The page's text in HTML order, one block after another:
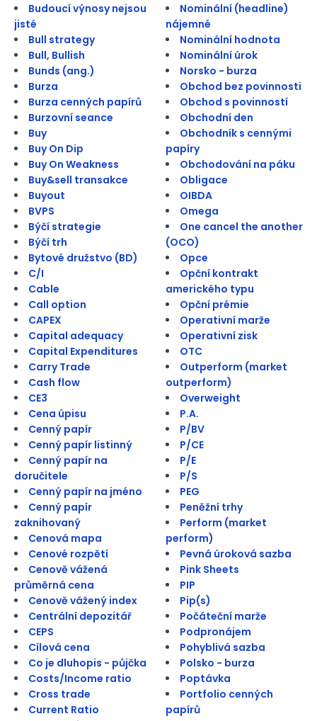
Budoucí výnosy nejsou
jisté
Bull strategy
Bull, Bullish
Bunds (ang.)
Burza
Burza cenných papírů
Burzovní seance
Buy
Buy On Dip
Buy On Weakness
Buy&sell transakce
Buyout
BVPS
Býčí strategie
Býčí trh
Bytové družstvo (BD)
C/I
Cable
Call option
CAPEX
Capital adequacy
Capital Expenditures
Carry Trade
Cash flow
CE3
Cena úpisu
Cenný papír
Cenný papír listinný
Cenný papír na
doručitele
Cenný papír na jméno
Cenný papír
zaknihovaný
Cenová mapa
Cenové rozpětí
Cenově vážená
průměrná cena
Cenově vážený index
Centrální depozitář
CEPS
Cílová cena
Co je dluhopis - půjčka
Costs/Income ratio
Cross trade
Current Ratio
Nominální (headline)
nájemné
Nominální hodnota
Nominální úrok
Norsko - burza
Obchod bez povinnosti
Obchod s povinností
Obchodní den
Obchodník s cennými
papíry
Obchodování na páku
Obligace
OIBDA
Omega
One cancel the another
(OCO)
Opce
Opční kontrakt
amerického typu
Opční prémie
Operativní marže
Operativní zisk
OTC
Outperform (market
outperform)
Overweight
P.A.
P/BV
P/CE
P/E
P/S
PEG
Peněžní trhy
Perform (market
perform)
Pevná úroková sazba
Pink Sheets
PIP
Pip(s)
Počáteční marže
Podpronájem
Pohyblivá sazba
Polsko - burza
Poptávka
Portfolio cenných
papírů